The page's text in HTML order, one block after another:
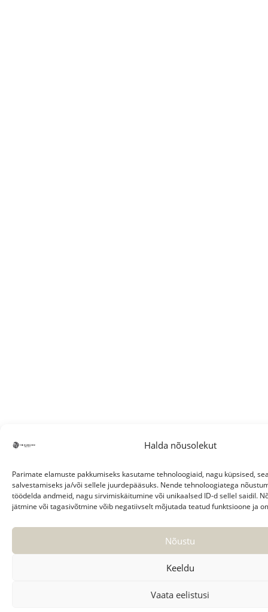
Halda nõusolekut
Parimate elamuste pakkumiseks kasutame tehnoloogiaid, nagu küpsised,
salvestamiseks ja/või sellele juurdepääsuks. Nende tehnoloogiatega
töödelda andmeid, nagu sirvimiskäitumine või unikaalsed ID-d sellel saidil.
jätmine või tagasivõtmine võib negatiivselt mõjutada teatud funktsioone ja
Nõustu
Keeldu
Vaata eelistusi